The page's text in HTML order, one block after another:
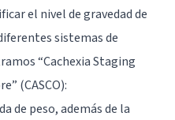
el nivel de gravedad de
sistemas de
“Cachexia Staging
(CASCO):
de peso, además de la